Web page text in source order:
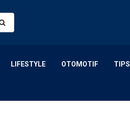
LIFESTYLE OTOMOTIF TIPS